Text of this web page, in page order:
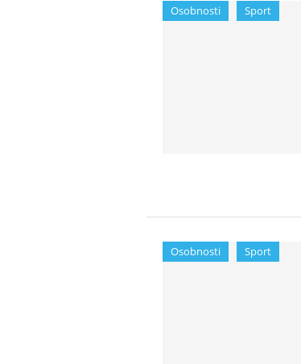
Osobnosti Sport
Osobnosti Sport